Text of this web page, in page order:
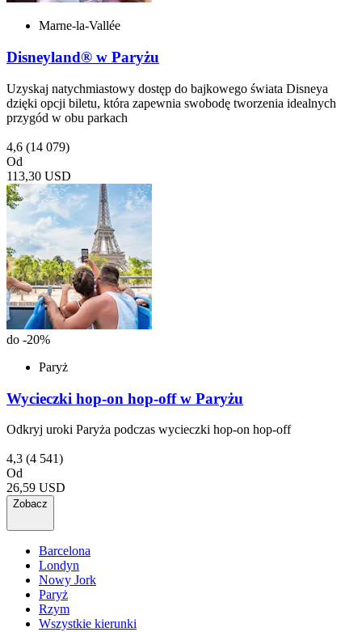
Marne-la-Vallée
Disneyland® w Paryżu
Uzyskaj natychmiastowy dostęp do bajkowego świata Disneya
dzięki opcji biletu, która zapewnia swobodę tworzenia idealnych
przygód w obu parkach
4,6 (14 079)
Od
113,30 USD
do -20%
Paryż
Wycieczki hop-on hop-off w Paryżu
Odkryj uroki Paryża podczas wycieczki hop-on hop-off
4,3 (4 541)
Od
26,59 USD
Zobacz
Barcelona
Londyn
Nowy Jork
Paryż
Rzym
Wszystkie kierunki